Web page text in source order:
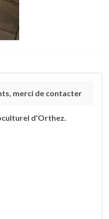
merci de contacter
d'Orthez.